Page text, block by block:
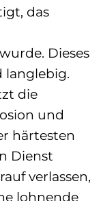
das
Dieses
langlebig.
die
und
härtesten
Dienst
verlassen,
lohnende